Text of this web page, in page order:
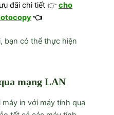
đãi chi tiết 👉 cho
👈
bạn có thể thực hiện
mạng LAN
in với máy tính qua